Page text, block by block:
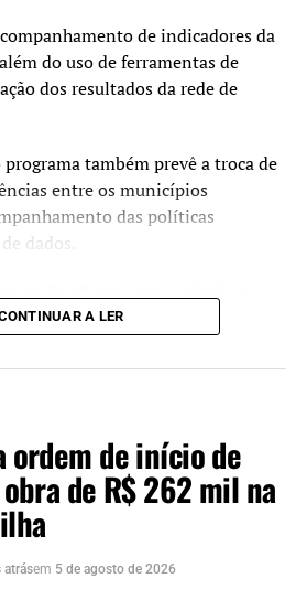
de indicadores da
do uso de ferramentas de
dos resultados da rede de
programa também prevê a troca de
entre os municípios
das políticas
dados.
para o planejamento das
na educação
uma
a mais para
e jovens.
ao Educa
A LER
ordem de início de
de R$ 262 mil na
atrásem 5 de agosto de 2026